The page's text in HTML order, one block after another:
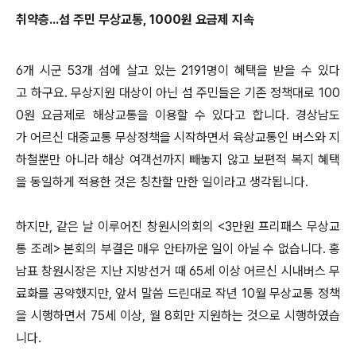
취약층...섬 주민 무상교통, 1000원 요금제 지속
6개 시군 53개 섬에 살고 있는 2191명이 혜택을 받을 수 있다
고 하구요. 무상지원 대상이 아닌 섬 주민들은 기존 정책대로 100
0원 요금제로 해상교통을 이용할 수 있다고 합니다. 경상남도
가 어르신 대중교통 무상정책을 시작하면서 육상교통인 버스와 지
하철뿐만 아니라 해상 여객선까지 빼놓지 않고 보편적 복지 혜택
을 동일하게 적용한 것은 칭찬할 만한 일이라고 생각됩니다.
하지만, 같은 날 이루어진 창원시의회의 <3만원 프리패스 무상교
통 조례> 본회의 부결은 매우 안타까운 일이 아닐 수 없습니다. 홍
남표 창원시장은 지난 지방선거 때 65세 이상 어르신 시내버스 무
료화를 공약했지만, 앞서 말씀 드린대로 작년 10월 무상교통 정책
을 시행하면서 75세 이상, 월 8회만 지원하는 것으로 시행하였습
니다.